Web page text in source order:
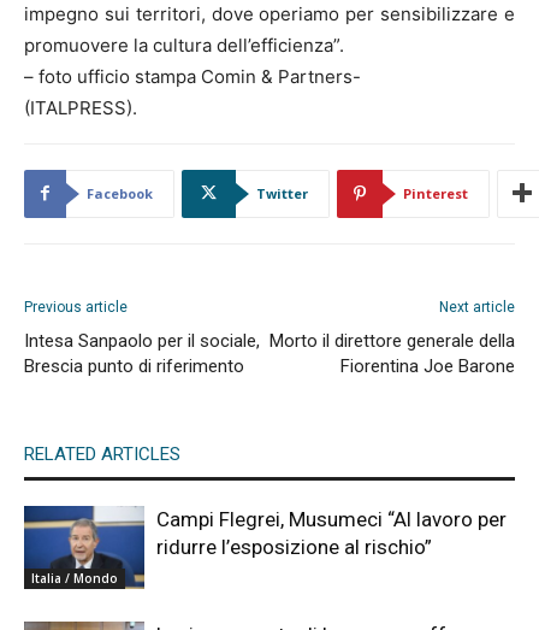
impegno sui territori, dove operiamo per sensibilizzare e
promuovere la cultura dell’efficienza”.
– foto ufficio stampa Comin & Partners-
(ITALPRESS).
Facebook Twitter Pinterest
Previous article
Intesa Sanpaolo per il sociale,
Brescia punto di riferimento
Next article
Morto il direttore generale della
Fiorentina Joe Barone
RELATED ARTICLES
Italia / Mondo
Campi Flegrei, Musumeci “Al lavoro per
ridurre l’esposizione al rischio”